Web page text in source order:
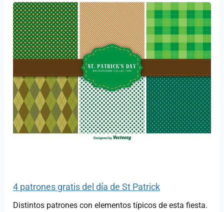
4 patrones gratis del día de St Patrick
Distintos patrones con elementos típicos de esta fiesta.